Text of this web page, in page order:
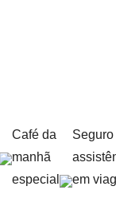
Café da
manhã
especial
Seguro
em